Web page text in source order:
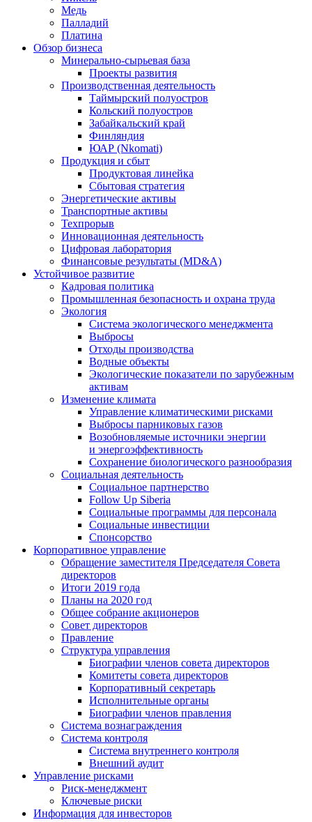
Медь
Палладий
Платина
Обзор бизнеса
Минерально-сырьевая база
Проекты развития
Производственная деятельность
Таймырский полуостров
Кольский полуостров
Забайкальский край
Финляндия
ЮАР (Nkomati)
Продукция и сбыт
Продуктовая линейка
Сбытовая стратегия
Энергетические активы
Транспортные активы
Техпрорыв
Инновационная деятельность
Цифровая лаборатория
Финансовые результаты (MD&A)
Устойчивое развитие
Кадровая политика
Промышленная безопасность и охрана труда
Экология
Система экологического менеджмента
Выбросы
Отходы производства
Водные объекты
Экологические показатели по зарубежным
активам
Изменение климата
Управление климатическими рисками
Выбросы парниковых газов
Возобновляемые источники энергии
и энергоэффективность
Сохранение биологического разнообразия
Социальная деятельность
Социальное партнерство
Follow Up Siberia
Социальные программы для персонала
Социальные инвестиции
Спонсорство
Корпоративное управление
Обращение заместителя Председателя Совета
директоров
Итоги 2019 года
Планы на 2020 год
Общее собрание акционеров
Совет директоров
Правление
Структура управления
Биографии членов совета директоров
Комитеты совета директоров
Корпоративный секретарь
Исполнительные органы
Биографии членов правления
Система вознаграждения
Система контроля
Система внутреннего контроля
Внешний аудит
Управление рисками
Риск-менеджмент
Ключевые риски
Информация для инвесторов